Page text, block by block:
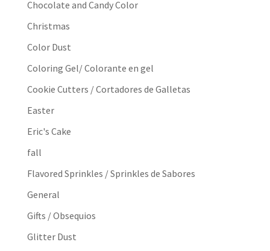
Chocolate and Candy Color
Christmas
Color Dust
Coloring Gel/ Colorante en gel
Cookie Cutters / Cortadores de Galletas
Easter
Eric's Cake
fall
Flavored Sprinkles / Sprinkles de Sabores
General
Gifts / Obsequios
Glitter Dust